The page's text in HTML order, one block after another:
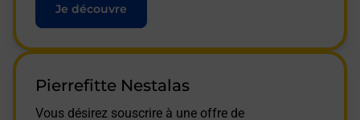
Je découvre
Pierrefitte Nestalas
Vous désirez souscrire à une offre de